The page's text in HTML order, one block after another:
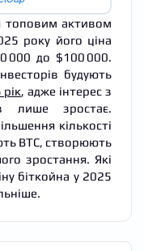
топовим активом
року його ціна
000 до $100 000.
будують
, адже інтерес з
лише зростає.
кількості
BTC, створюють
зростання. Які
біткойна у 2025